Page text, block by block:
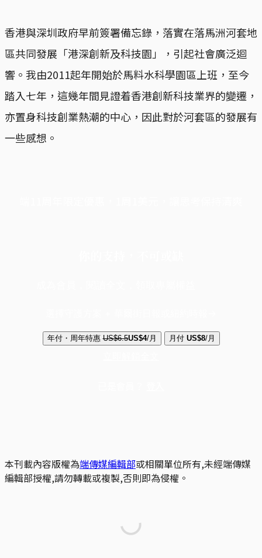
香港與深圳政府早前簽署備忘錄，落實在落馬洲河套地
區共同發展「港深創新及科技園」，引起社會廣泛迴
響。我由2011起年開始於馬料水科學園區上班，至今
踏入七年，這幾年間見證着香港創新科技業界的變遷，
亦置身科技創業熱潮的中心，因此對於河套區的發展有
一些感想。
年付・周年特惠 US$6.5US$4/月 月付 US$8/月
本刊載內容版權為端傳媒編輯部或相關單位所有,未經端傳媒
編輯部授權,請勿轉載或複製,否則即為侵權。